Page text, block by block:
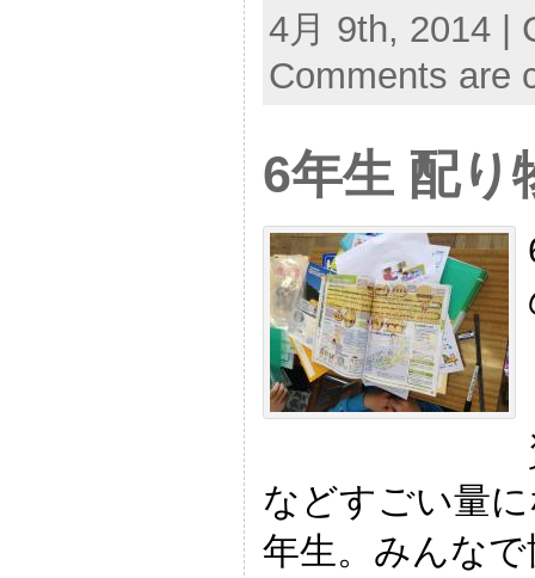
4月 9th, 2014 |
Comments are
6年生 配り
などすごい量
年生。みんな